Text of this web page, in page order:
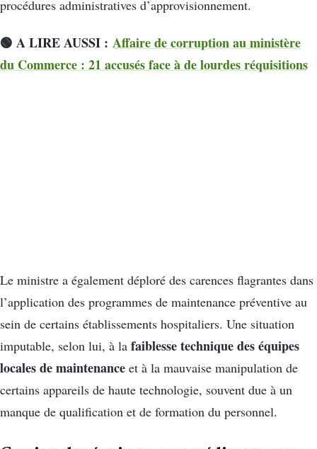
procédures administratives d’approvisionnement.
🟢 A LIRE AUSSI : Affaire de corruption au ministère
du Commerce : 21 accusés face à de lourdes réquisitions
Le ministre a également déploré des carences flagrantes dans
l’application des programmes de maintenance préventive au
sein de certains établissements hospitaliers. Une situation
imputable, selon lui, à la faiblesse technique des équipes
locales de maintenance et à la mauvaise manipulation de
certains appareils de haute technologie, souvent due à un
manque de qualification et de formation du personnel.